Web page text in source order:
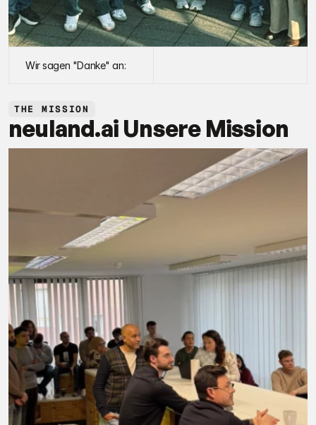
Wir sagen "Danke" an:
THE MISSION
neuland.ai Unsere Mission